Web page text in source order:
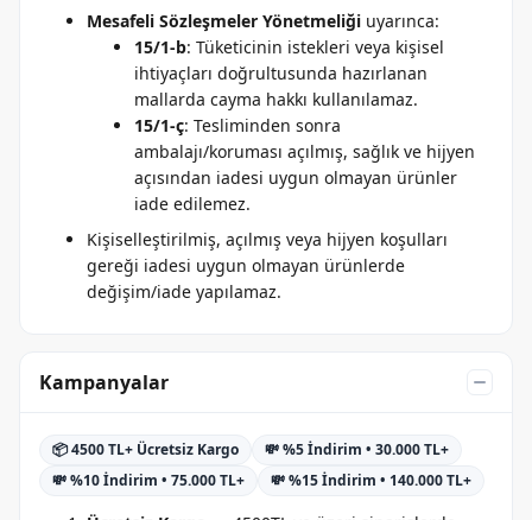
Mesafeli Sözleşmeler Yönetmeliği uyarınca:
15/1-b: Tüketicinin istekleri veya kişisel
ihtiyaçları doğrultusunda hazırlanan
mallarda cayma hakkı kullanılamaz.
15/1-ç: Tesliminden sonra
ambalajı/koruması açılmış, sağlık ve hijyen
açısından iadesi uygun olmayan ürünler
iade edilemez.
Kişiselleştirilmiş, açılmış veya hijyen koşulları
gereği iadesi uygun olmayan ürünlerde
değişim/iade yapılamaz.
Kampanyalar
📦 4500 TL+ Ücretsiz Kargo
💸 %5 İndirim • 30.000 TL+
💸 %10 İndirim • 75.000 TL+
💸 %15 İndirim • 140.000 TL+